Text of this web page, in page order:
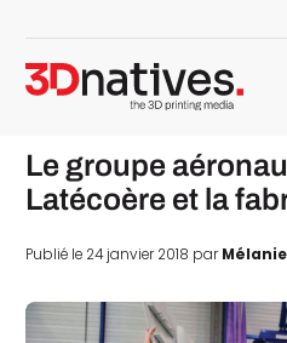
Le groupe
Latécoère et la
Publié le 24 janvier 2018 par